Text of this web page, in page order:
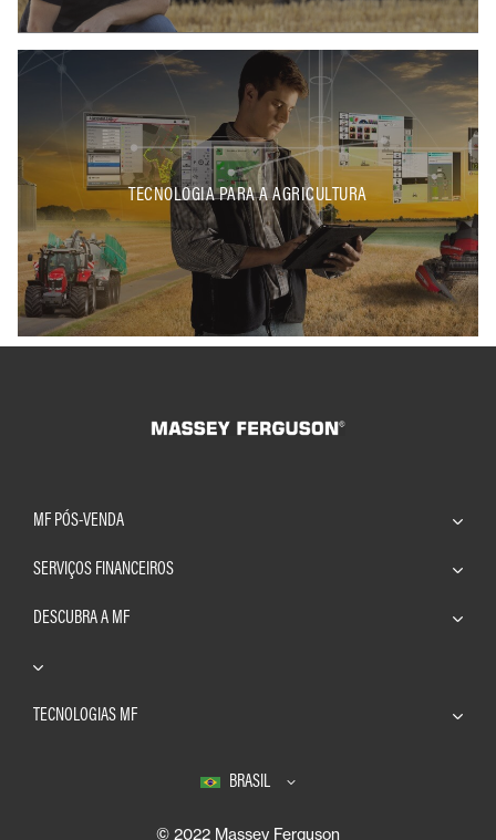
TECNOLOGIA PARA A AGRICULTURA
MF PÓS-VENDA
SERVIÇOS FINANCEIROS
DESCUBRA A MF
TECNOLOGIAS MF
BRASIL
© 2022 Massey Ferguson